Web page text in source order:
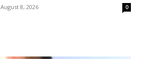
August 8, 2026 0